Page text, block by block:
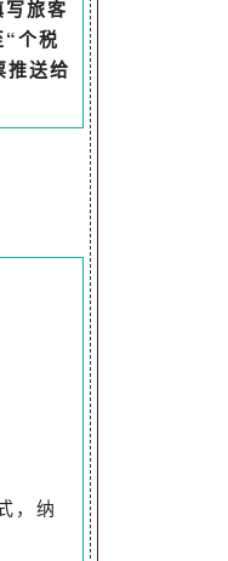
旅客
“个税
送给
，纳